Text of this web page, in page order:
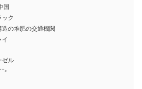
国
ック
造の堆肥の交通機関
イ
ゼル